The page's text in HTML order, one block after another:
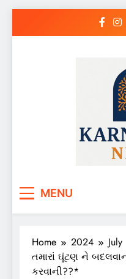
MENU
Home 2024 July
તમારાં ઘૂંટણ ને
કરવાની??*